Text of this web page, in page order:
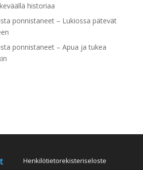
historiaa
ponnistaneet – Lukiossa pätevät
ponnistaneet – Apua ja tukea
Henkilötietorekisteriseloste